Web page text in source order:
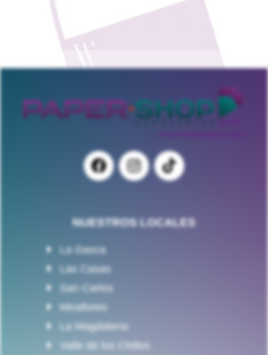
NUESTROS LOCALES
La Gasca
Las Casas
San Carlos
Miraflores
La Magdalena
Valle de los Chillos